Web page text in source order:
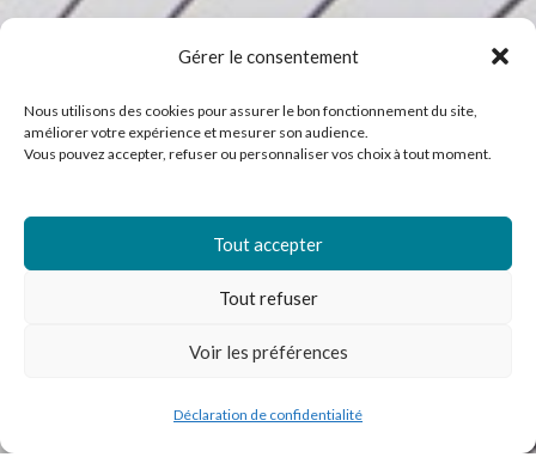
Gérer le consentement
Nous utilisons des cookies pour assurer le bon fonctionnement du site,
améliorer votre expérience et mesurer son audience.
Vous pouvez accepter, refuser ou personnaliser vos choix à tout moment.
Tout accepter
Tout refuser
Voir les préférences
Déclaration de confidentialité